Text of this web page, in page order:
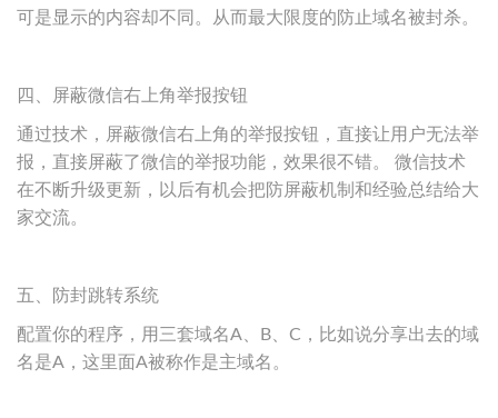
可是显示的内容却不同。从而最大限度的防止域名被封杀。
四、屏蔽微信右上角举报按钮
通过技术，屏蔽微信右上角的举报按钮，直接让用户无法举
报，直接屏蔽了微信的举报功能，效果很不错。 微信技术
在不断升级更新，以后有机会把防屏蔽机制和经验总结给大
家交流。
五、防封跳转系统
配置你的程序，用三套域名A、B、C，比如说分享出去的域
名是A，这里面A被称作是主域名。